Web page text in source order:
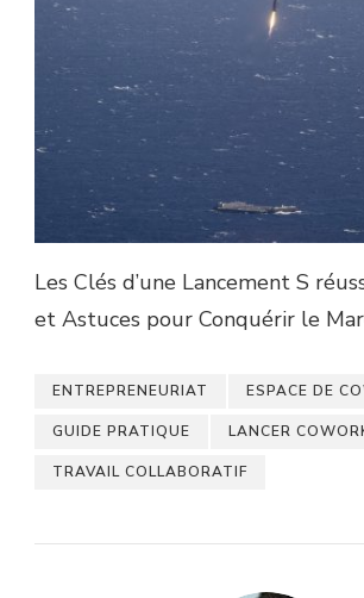
Les Clés d’une Lancement S
et Astuces pour Conquérir le
ENTREPRENEURIAT ESPACE DE
GUIDE PRATIQUE LANCER
TRAVAIL COLLABORATIF